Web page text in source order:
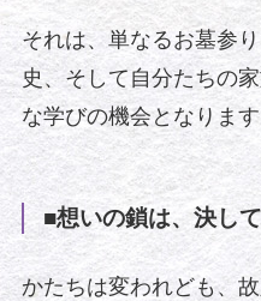
それは、単なるお墓参
史、そして自分たちの
な学びの機会となります
■想いの鎖は、決し
かたちは変われども、